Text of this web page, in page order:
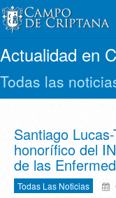
Actualidad en
Todas las
Santiago
honorífico del
de las
Todas Las Noticias